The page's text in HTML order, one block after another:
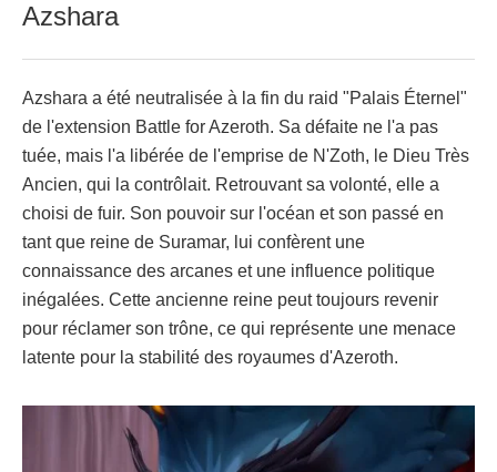
Azshara
Azshara a été neutralisée à la fin du raid "Palais Éternel"
de l'extension Battle for Azeroth. Sa défaite ne l'a pas
tuée, mais l'a libérée de l'emprise de N'Zoth, le Dieu Très
Ancien, qui la contrôlait. Retrouvant sa volonté, elle a
choisi de fuir. Son pouvoir sur l'océan et son passé en
tant que reine de Suramar, lui confèrent une
connaissance des arcanes et une influence politique
inégalées. Cette ancienne reine peut toujours revenir
pour réclamer son trône, ce qui représente une menace
latente pour la stabilité des royaumes d'Azeroth.